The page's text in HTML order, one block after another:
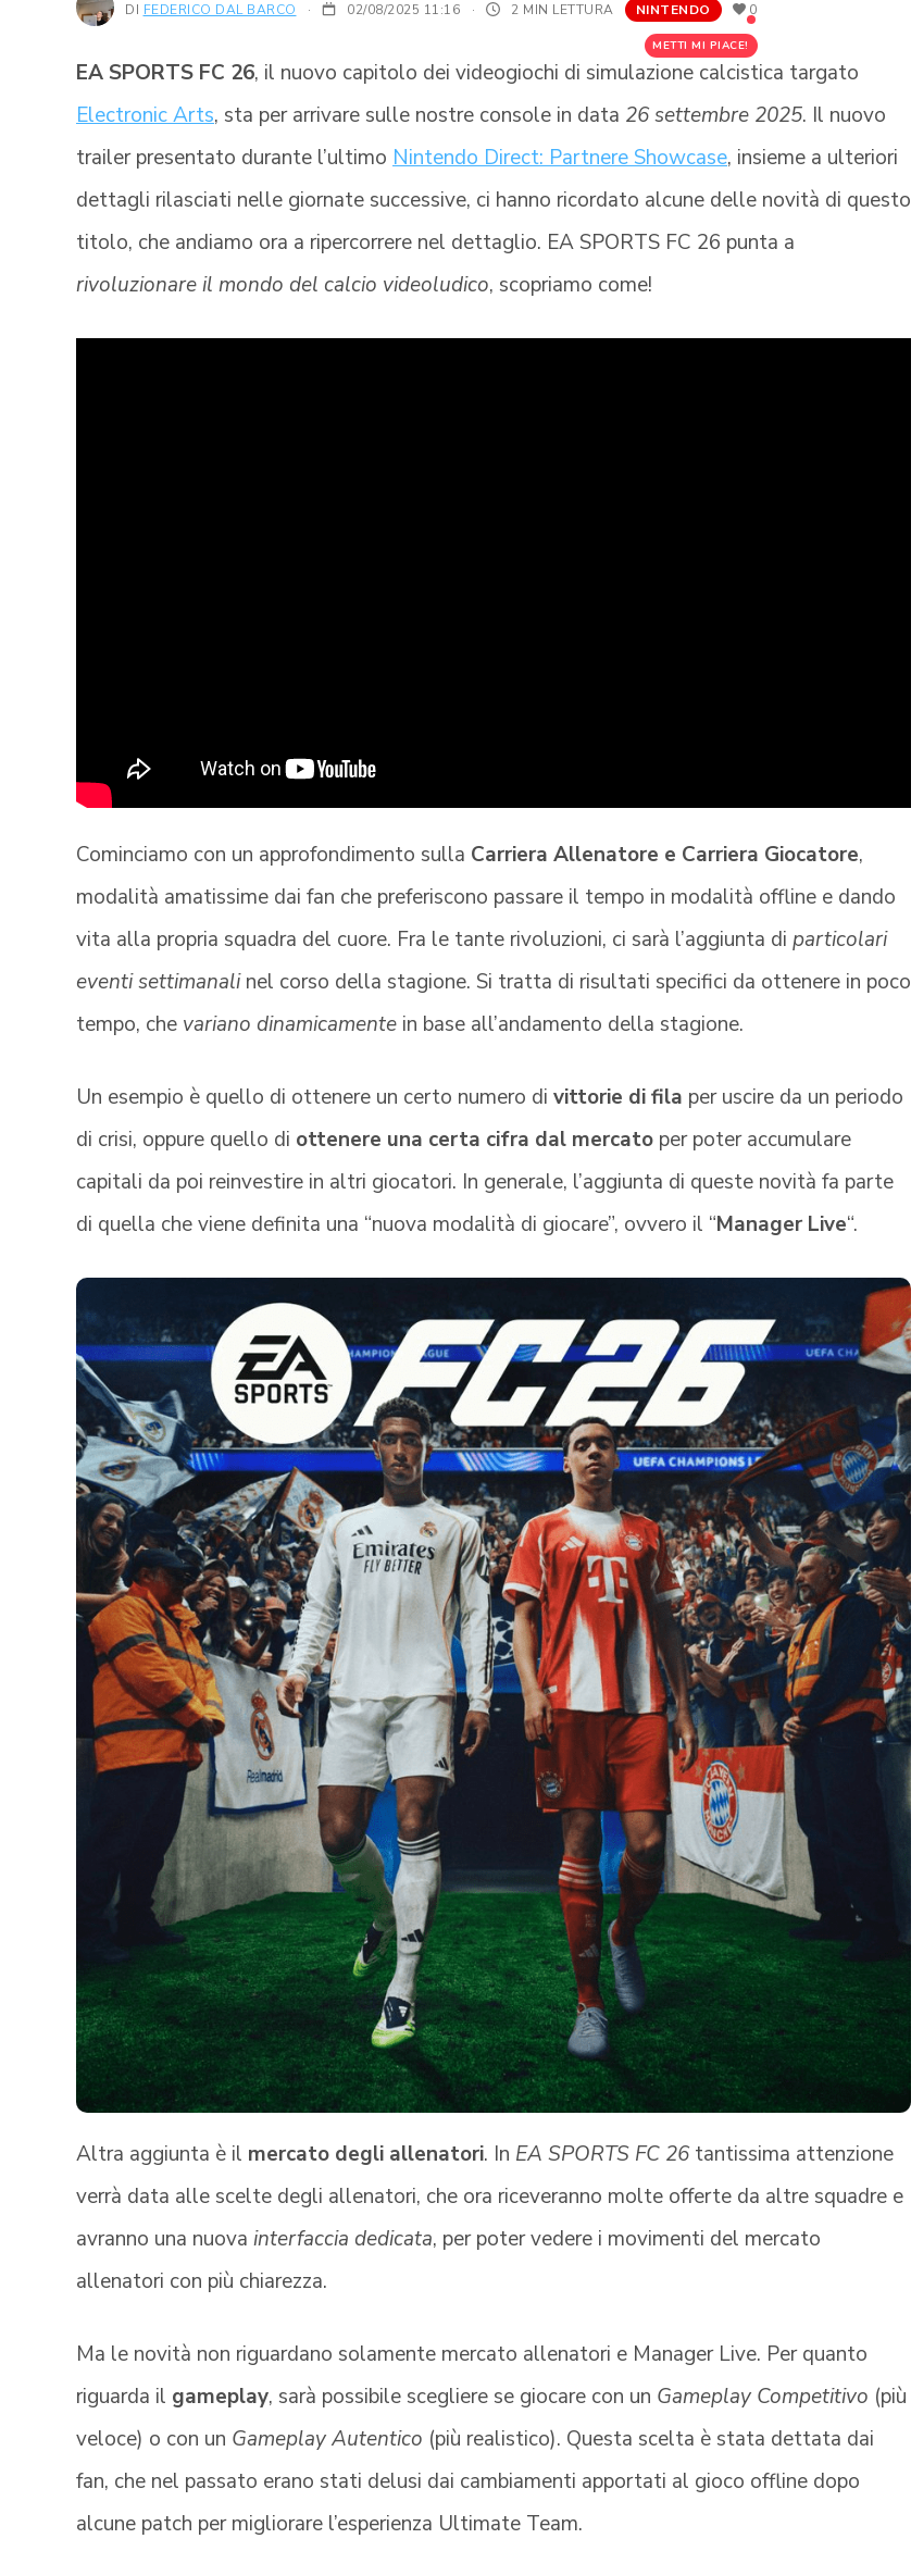
DI FEDERICO DAL BARCO 02/08/2025 11:16 · 2 MIN LETTURA NINTENDO
METTI MI PIACE!
0
EA SPORTS FC 26, il nuovo capitolo dei videogiochi di simulazione calcistica targato
Electronic Arts, sta per arrivare sulle nostre console in data 26 settembre 2025. Il nuovo
trailer presentato durante l’ultimo Nintendo Direct: Partnere Showcase, insieme a ulteriori
dettagli rilasciati nelle giornate successive, ci hanno ricordato alcune delle novità di questo
titolo, che andiamo ora a ripercorrere nel dettaglio. EA SPORTS FC 26 punta a
rivoluzionare il mondo del calcio videoludico, scopriamo come!
Cominciamo con un approfondimento sulla Carriera Allenatore e Carriera Giocatore,
modalità amatissime dai fan che preferiscono passare il tempo in modalità offline e dando
vita alla propria squadra del cuore. Fra le tante rivoluzioni, ci sarà l’aggiunta di particolari
eventi settimanalinel corso della stagione. Si tratta di risultati specifici da ottenere in poco
tempo, che variano dinamicamente in base all’andamento della stagione.
Un esempio è quello di ottenere un certo numero di vittorie di fila per uscire da un periodo
di crisi, oppure quello di ottenere una certa cifra dal mercato per poter accumulare
capitali da poi reinvestire in altri giocatori. In generale, l’aggiunta di queste novità fa parte
di quella che viene definita una “nuova modalità di giocare”, ovvero il “Manager Live“.
Altra aggiunta è il mercato degli allenatori. In EA SPORTS FC 26tantissima attenzione
verrà data alle scelte degli allenatori, che ora riceveranno molte offerte da altre squadre e
avranno una nuova interfaccia dedicata, per poter vedere i movimenti del mercato
allenatori con più chiarezza.
Ma le novità non riguardano solamente mercato allenatori e Manager Live. Per quanto
riguarda il gameplay, sarà possibile scegliere se giocare con un Gameplay Competitivo (più
veloce) o con un Gameplay Autentico (più realistico). Questa scelta è stata dettata dai
fan, che nel passato erano stati delusi dai cambiamenti apportati al gioco offline dopo
alcune patch per migliorare l’esperienza Ultimate Team.